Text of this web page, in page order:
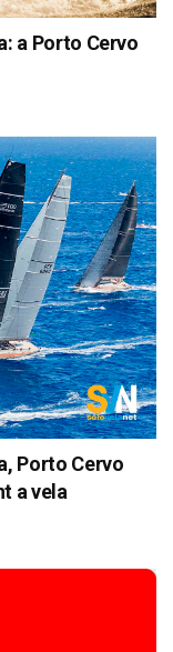
a Porto Cervo
Porto Cervo
a vela